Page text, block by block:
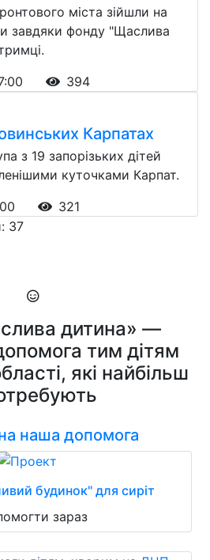
міста зійшли на
завдяки фонду "Щаслива
394
Карпатах
з 19 запорізьких дітей
куточками Карпат.
321
37
дитина» —
тим дітям
які найбільш
наша допомога
будинок" для сиріт
зараз